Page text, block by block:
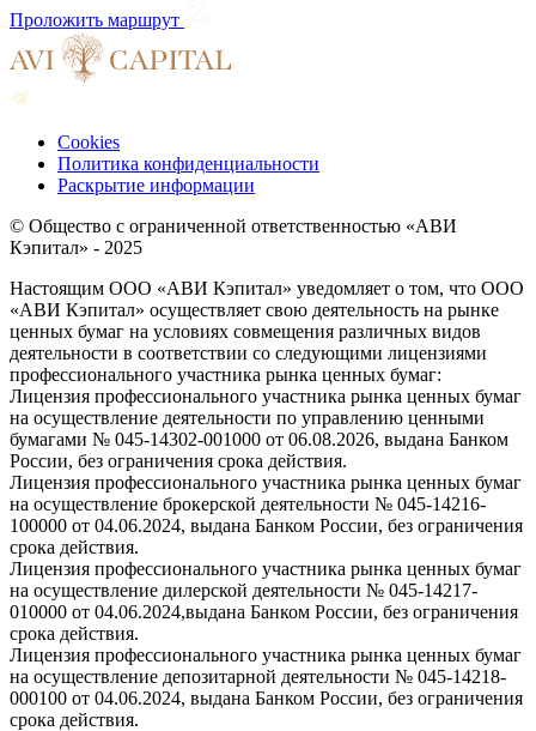
Проложить маршрут
Cookies
Политика конфиденциальности
Раскрытие информации
© Общество с ограниченной ответственностью «АВИ
Кэпитал» - 2025
Настоящим ООО «АВИ Кэпитал» уведомляет о том, что ООО
«АВИ Кэпитал» осуществляет свою деятельность на рынке
ценных бумаг на условиях совмещения различных видов
деятельности в соответствии со следующими лицензиями
профессионального участника рынка ценных бумаг:
Лицензия профессионального участника рынка ценных бумаг
на осуществление деятельности по управлению ценными
бумагами № 045-14302-001000 от 06.08.2026, выдана Банком
России, без ограничения срока действия.
Лицензия профессионального участника рынка ценных бумаг
на осуществление брокерской деятельности № 045-14216-
100000 от 04.06.2024, выдана Банком России, без ограничения
срока действия.
Лицензия профессионального участника рынка ценных бумаг
на осуществление дилерской деятельности № 045-14217-
010000 от 04.06.2024,выдана Банком России, без ограничения
срока действия.
Лицензия профессионального участника рынка ценных бумаг
на осуществление депозитарной деятельности № 045-14218-
000100 от 04.06.2024, выдана Банком России, без ограничения
срока действия.